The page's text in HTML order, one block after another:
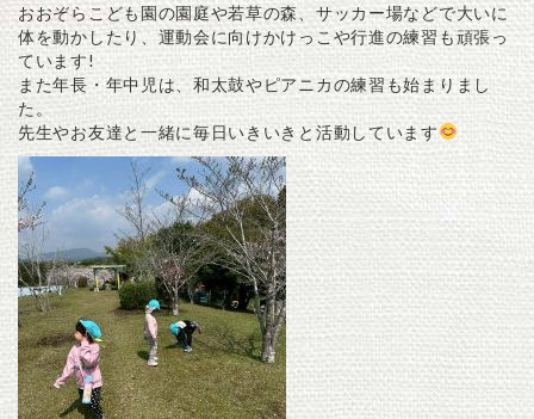
おおぞらこども園の園庭や若草の森、サッカー場などで大いに
体を動かしたり、運動会に向けかけっこや行進の練習も頑張っ
ています!
また年長・年中児は、和太鼓やピアニカの練習も始まりまし
た。
先生やお友達と一緒に毎日いきいきと活動しています